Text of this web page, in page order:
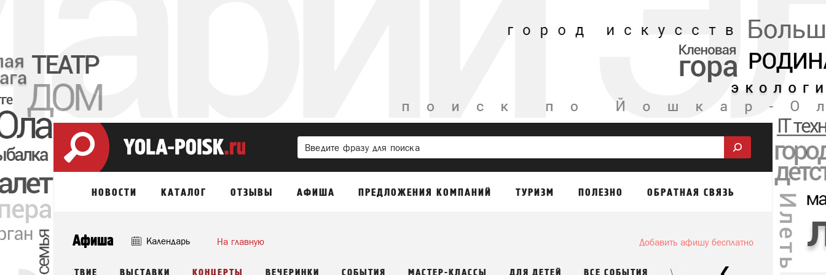
НОВОСТИ КАТАЛОГ ОТЗЫВЫ АФИША ПРЕДЛОЖЕНИЯ КОМПАНИЙ ТУРИЗМ ПОЛЕЗНО ОБРАТНАЯ СВЯЗЬ
Афиша Календарь На главную Добавить афишу бесплатно
\